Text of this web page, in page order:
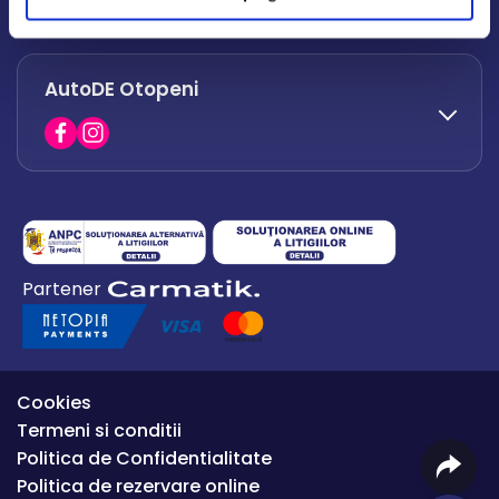
office.afumati@autode.ro
0730 063 852
0730 063 851
AutoDE Otopeni
0754 649 360
office.premium@autode.ro
Partener
Cookies
Termeni si conditii
Politica de Confidentialitate
Politica de rezervare online